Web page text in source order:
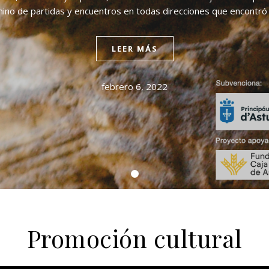
de partidas y encuentros en todas direcciones que
LEER MÁS
febrero 6, 2022
Promoción cultural